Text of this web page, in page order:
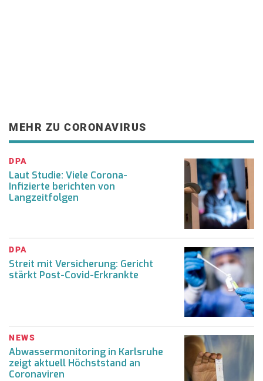
MEHR ZU CORONAVIRUS
DPA
Laut Studie: Viele Corona-
Infizierte berichten von
Langzeitfolgen
DPA
Streit mit Versicherung: Gericht
stärkt Post-Covid-Erkrankte
NEWS
Abwassermonitoring in Karlsruhe
zeigt aktuell Höchststand an
Coronaviren